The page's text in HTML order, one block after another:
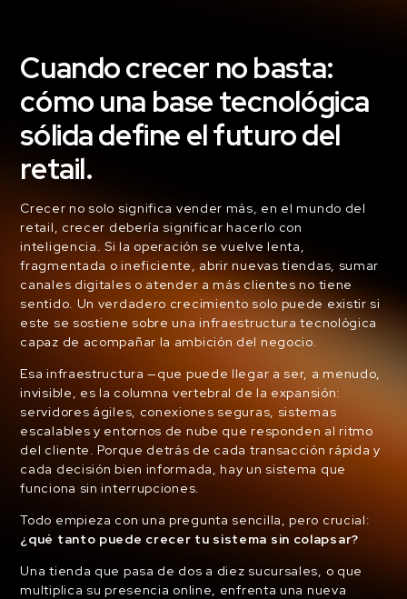
Cuando crecer no basta:
cómo una base tecnológica
sólida define el futuro del
retail.
Crecer no solo significa vender más, en el mundo del
retail, crecer debería significar hacerlo con
inteligencia. Si la operación se vuelve lenta,
fragmentada o ineficiente, abrir nuevas tiendas, sumar
canales digitales o atender a más clientes no tiene
sentido. Un verdadero crecimiento solo puede existir si
este se sostiene sobre una infraestructura tecnológica
capaz de acompañar la ambición del negocio.
Esa infraestructura —que puede llegar a ser, a menudo,
invisible, es la columna vertebral de la expansión:
servidores ágiles, conexiones seguras, sistemas
escalables y entornos de nube que responden al ritmo
del cliente. Porque detrás de cada transacción rápida y
cada decisión bien informada, hay un sistema que
funciona sin interrupciones.
Todo empieza con una pregunta sencilla, pero crucial:
¿qué tanto puede crecer tu sistema sin colapsar?
Una tienda que pasa de dos a diez sucursales, o que
multiplica su presencia online, enfrenta una nueva